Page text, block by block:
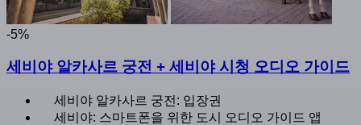
-5%
세비야 알카사르 궁전 + 세비야 시청 오디오 가이드
세비야 알카사르 궁전: 입장권
세비야: 스마트폰을 위한 도시 오디오 가이드 앱